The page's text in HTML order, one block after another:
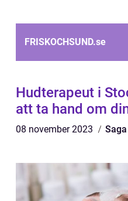
FRISKOCHSUND.se
Hudterapeut i
att ta hand om
08 november 2023